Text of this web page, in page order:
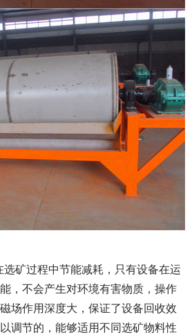
选矿过程中节能减耗，只有设备在运
，不会产生对环境有害物质，操作
场作用深度大，保证了设备回收效
调节的，能够适用不同选矿物料性